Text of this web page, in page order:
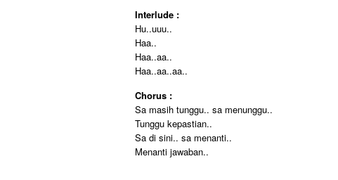
Interlude :
Hu..uuu..
Haa..
Haa..aa..
Haa..aa..aa..
Chorus :
Sa masih tunggu.. sa menunggu..
Tunggu kepastian..
Sa di sini.. sa menanti..
Menanti jawaban..